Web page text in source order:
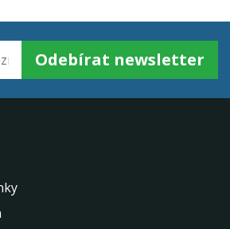
Odebírat newsletter